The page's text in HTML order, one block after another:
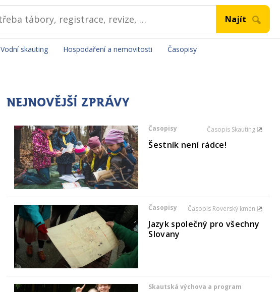
Vodní skauting Hospodaření a nemovitosti Časopisy
NEJNOVĚJŠÍ ZPRÁVY
Časopisy Časopis Skauting
Šestník není rádce!
Časopisy Časopis Roverský kmen
Jazyk společný pro všechny
Slovany
Skautská výchova a program